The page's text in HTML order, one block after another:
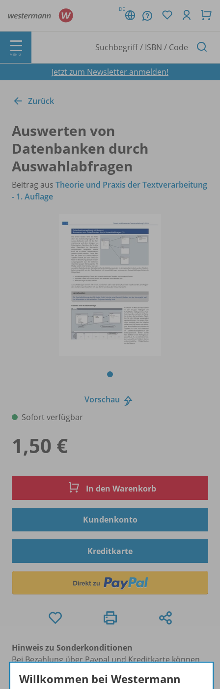
DE
MENÜ
Jetzt zum Newsletter anmelden!
Zurück
Auswerten von
Datenbanken durch
Auswahlabfragen
Beitrag aus Theorie und Praxis der Textverarbeitung
- 1. Auflage
Vorschau
Sofort verfügbar
1,50 €
In den Warenkorb
Kundenkonto
Kreditkarte
Hinweis zu Sonderkonditionen
Bei Bezahlung über Paypal und Kreditkarte können
Sie haben ein passendes Spar-Paket?
Willkommen bei Westermann